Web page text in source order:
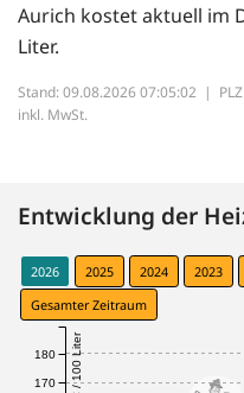
Aurich kostet aktuell im
Liter.
Stand: 09.08.2026 07:05:02 |
inkl. MwSt.
Entwicklung der
2026 2025 2024 2023
Gesamter Zeitraum
€ / 100 Liter
170
180